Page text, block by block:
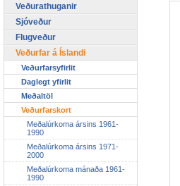
Veðurathuganir
Sjóveður
Flugveður
Veðurfar á Íslandi
Veðurfarsyfirlit
Daglegt yfirlit
Meðaltöl
Veðurfarskort
Meðalúrkoma ársins 1961-
1990
Meðalúrkoma ársins 1971-
2000
Meðalúrkoma mánaða 1961-
1990